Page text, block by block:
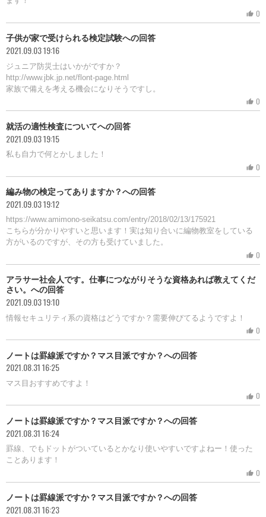
thumb_up 0
子供が家で受けられる検定試験への回答
2021.09.03 19:16
ジュニア防災士はいかがですか？
http://www.jbk.jp.net/flont-page.html
家族で備えを考える機会になりそうですし。
thumb_up 0
就活の適性検査についてへの回答
2021.09.03 19:15
私も自力で何とかしました！
thumb_up 0
編み物の検定ってありますか？への回答
2021.09.03 19:12
https://www.amimono-seikatsu.com/entry/2018/02/13/175921
こちらが分かりやすいと思います！実は知り合いに編物教室をしている
方がいるのですが、その方も受けていました。
thumb_up 0
アラサー社会人です。仕事につながりそうな資格あれば教えてくだ
さい。への回答
2021.09.03 19:10
情報セキュリティ系の資格はどうですか？需要伸びてるようですよ！
thumb_up 0
ノートは罫線派ですか？マス目派ですか？への回答
2021.08.31 16:25
マス目おすすめですよ！
thumb_up 0
ノートは罫線派ですか？マス目派ですか？への回答
2021.08.31 16:24
罫線、でもドットがついているとかなり使いやすいですよねー！使った
ことあります！
thumb_up 0
ノートは罫線派ですか？マス目派ですか？への回答
2021.08.31 16:23